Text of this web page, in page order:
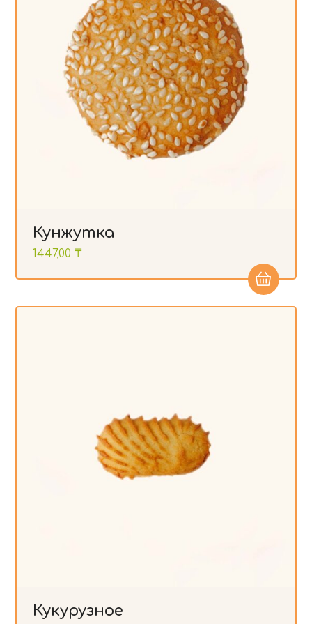
Кунжутка
1447,00₸
Кукурузное